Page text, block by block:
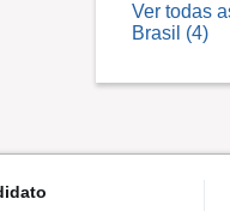
Ver todas
Brasil (4)